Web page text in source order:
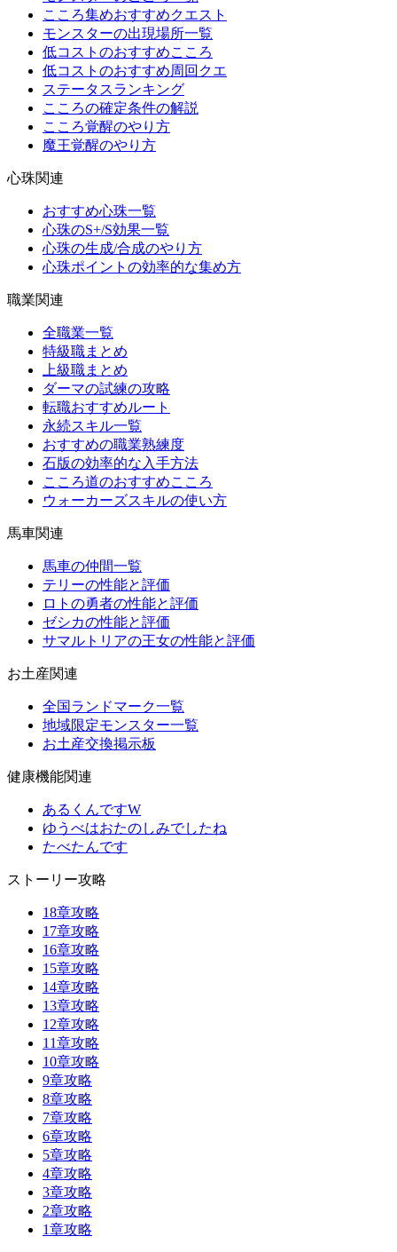
こころ集めおすすめクエスト
モンスターの出現場所一覧
低コストのおすすめこころ
低コストのおすすめ周回クエ
ステータスランキング
こころの確定条件の解説
こころ覚醒のやり方
魔王覚醒のやり方
心珠関連
おすすめ心珠一覧
心珠のS+/S効果一覧
心珠の生成/合成のやり方
心珠ポイントの効率的な集め方
職業関連
全職業一覧
特級職まとめ
上級職まとめ
ダーマの試練の攻略
転職おすすめルート
永続スキル一覧
おすすめの職業熟練度
石版の効率的な入手方法
こころ道のおすすめこころ
ウォーカーズスキルの使い方
馬車関連
馬車の仲間一覧
テリーの性能と評価
ロトの勇者の性能と評価
ゼシカの性能と評価
サマルトリアの王女の性能と評価
お土産関連
全国ランドマーク一覧
地域限定モンスター一覧
お土産交換掲示板
健康機能関連
あるくんですW
ゆうべはおたのしみでしたね
たべたんです
ストーリー攻略
18章攻略
17章攻略
16章攻略
15章攻略
14章攻略
13章攻略
12章攻略
11章攻略
10章攻略
9章攻略
8章攻略
7章攻略
6章攻略
5章攻略
4章攻略
3章攻略
2章攻略
1章攻略